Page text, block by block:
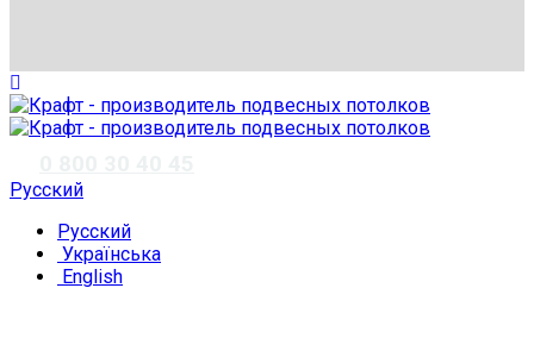
Русский
Русский
Українська
English